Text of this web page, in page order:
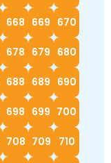
668 669 670
678 679 680
688 689 690
698 699 700
708 709 710